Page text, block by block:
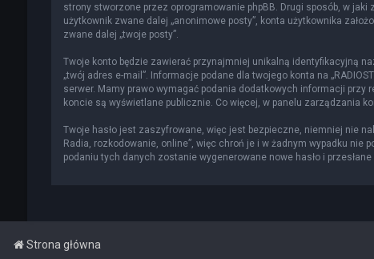
strony stworzone przez oprogramowanie phpBB. Drugi sposób, w
użytkownik zwane dalej „anonimowe posty”, konta użytkownika
zwane dalej „twoje posty”.
Twoje konto będzie zawierać przynajmniej unikalną identyfikacyjną
„twój adres e-mail”. Informacje podane dla twojego konta na
serwer. Mamy prawo wymagać podania dodatkowych informacji
koncie są wyświetlane publicznie. Co więcej, w panelu zarządzania
Twoje hasło jest zaszyfrowane, więc jest bezpieczne, niemniej nie
Radia, rozkodowanie, online”, więc chroń je i w żadnym wypadku nie
podaniu tych danych zostanie wygenerowane nowe hasło i
Strona główna